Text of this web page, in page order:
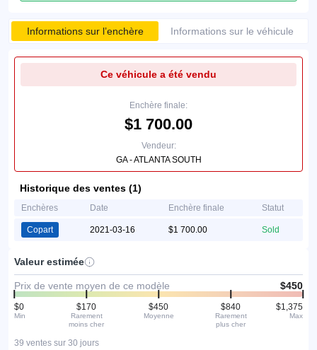
Informations sur l’enchère Informations sur le véhicule
Ce véhicule a été vendu
Enchère finale:
$1 700.00
Vendeur:
GA - ATLANTA SOUTH
Historique des ventes (1)
Enchères Date Enchère finale Statut
Copart 2021-03-16 $1 700.00 Sold
Valeur estimée
Prix de vente moyen de ce modèle $450
$0
Min
$170
Rarement
moins cher
$450
Moyenne
$840
Rarement
plus cher
$1,375
Max
39 ventes sur 30 jours